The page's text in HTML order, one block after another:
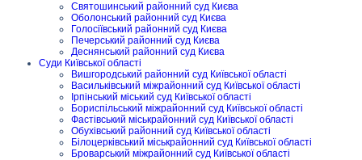
Святошинський районний суд Києва
Оболонський районний суд Києва
Голосіївський районний суд Києва
Печерський районний суд Києва
Деснянський районний суд Києва
Суди Київської області
Вишгородський районний суд Київської області
Васильківський міжрайонний суд Київської області
Ірпінський міський суд Київської області
Бориспільський міжрайонний суд Київської області
Фастівський міськрайонний суд Київської області
Обухівський районний суд Київської області
Білоцерківський міськрайонний суд Київської області
Броварський міжрайонний суд Київської області